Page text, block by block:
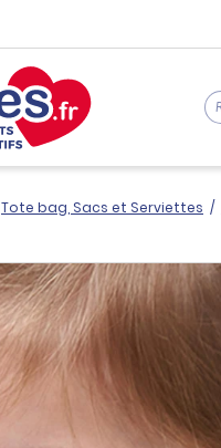
Tote bag, Sacs et Serviettes /